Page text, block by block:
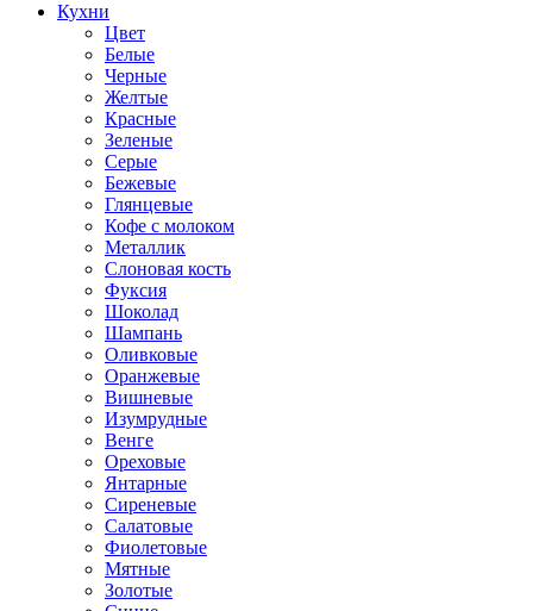
Кухни
Цвет
Белые
Черные
Желтые
Красные
Зеленые
Серые
Бежевые
Глянцевые
Кофе с молоком
Металлик
Слоновая кость
Фуксия
Шоколад
Шампань
Оливковые
Оранжевые
Вишневые
Изумрудные
Венге
Ореховые
Янтарные
Сиреневые
Салатовые
Фиолетовые
Мятные
Золотые